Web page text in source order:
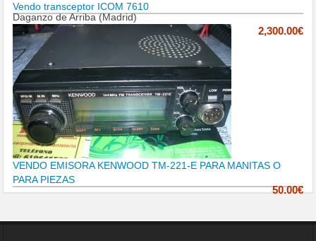
Vendo transceptor ICOM 7610
Daganzo de Arriba (Madrid)
2,300.00€
VENDO EMISORA KENWOOD TM-221-E PARA MANITAS O
PARA PIEZAS
50.00€